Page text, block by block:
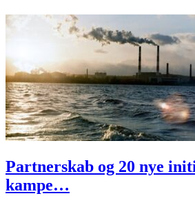
Partnerskab og 20 nye
kampe…